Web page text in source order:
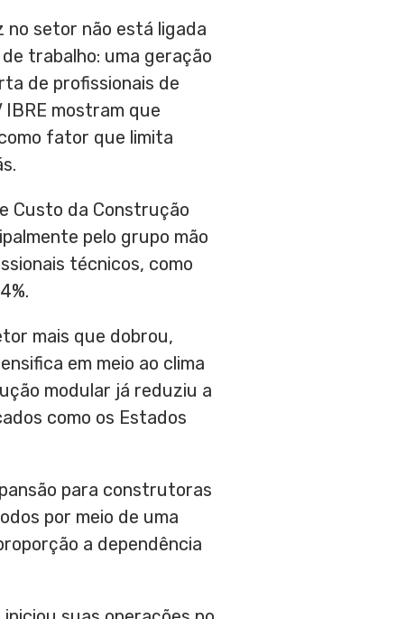
no setor não está ligada
trabalho: uma geração
de profissionais de
mostram que
fator que limita
Custo da Construção
pelo grupo mão
técnicos, como
mais que dobrou,
em meio ao clima
modular já reduziu a
como os Estados
para construtoras
por meio de uma
a dependência